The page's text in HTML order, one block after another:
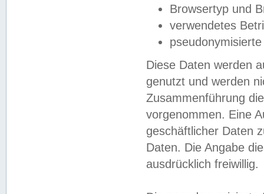
Browsertyp und
verwendetes
Diese Daten werden
genutzt und werden
Zusammenführung
vorgenommen. Eine
geschäftlicher Daten
Daten. Die Angabe
ausdrücklich freiwillig.